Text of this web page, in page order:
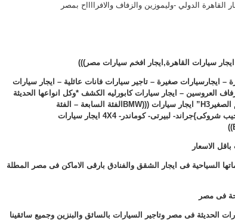
الدولي -وليموزين والزفاف والافرااااح بمصر
سيارات القاهرة,ايجار افخم سيارات مصر)))
– ايجارسيارات صغيرة – تاجير سيارات فانات عائلية – ايجار سيارات
باقل الاسعار لزفاف العروسين – ايجار سيارات كابورليه الكشف *وكل انواعها الحديثة
الصغيرH3 ” ايجار سيارات (((BMW الفئة السابعة – الفئة
}جراند- لبيرتى- كوماندر-4X4 ايجار سيارات
))
الاسعار
السياحية فى ايجار الشقق والفنادق بارقى الاماكن فى مصر المطلة
فى مصر
الحديثة فى مصر وتاجير السيارات بالسائق والبنزين وجميع سائقينا